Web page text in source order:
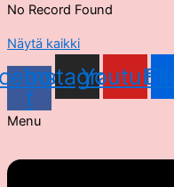
No Record Found
Näytä kaikki
f
Instagram
Youtube
Menu